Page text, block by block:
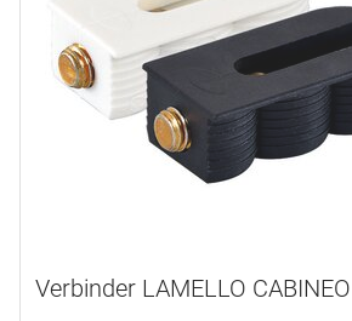
Verbinder LAMELLO